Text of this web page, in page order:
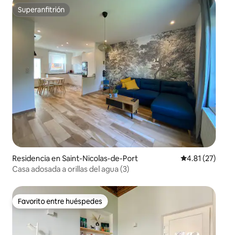
Superanfitrión
Superanfitrión
Residencia en Saint-Nicolas-de-Port Calificación
4.81 (27)
Casa adosada a orillas del agua (3)
Favorito entre huéspedes
Favorito entre huéspedes